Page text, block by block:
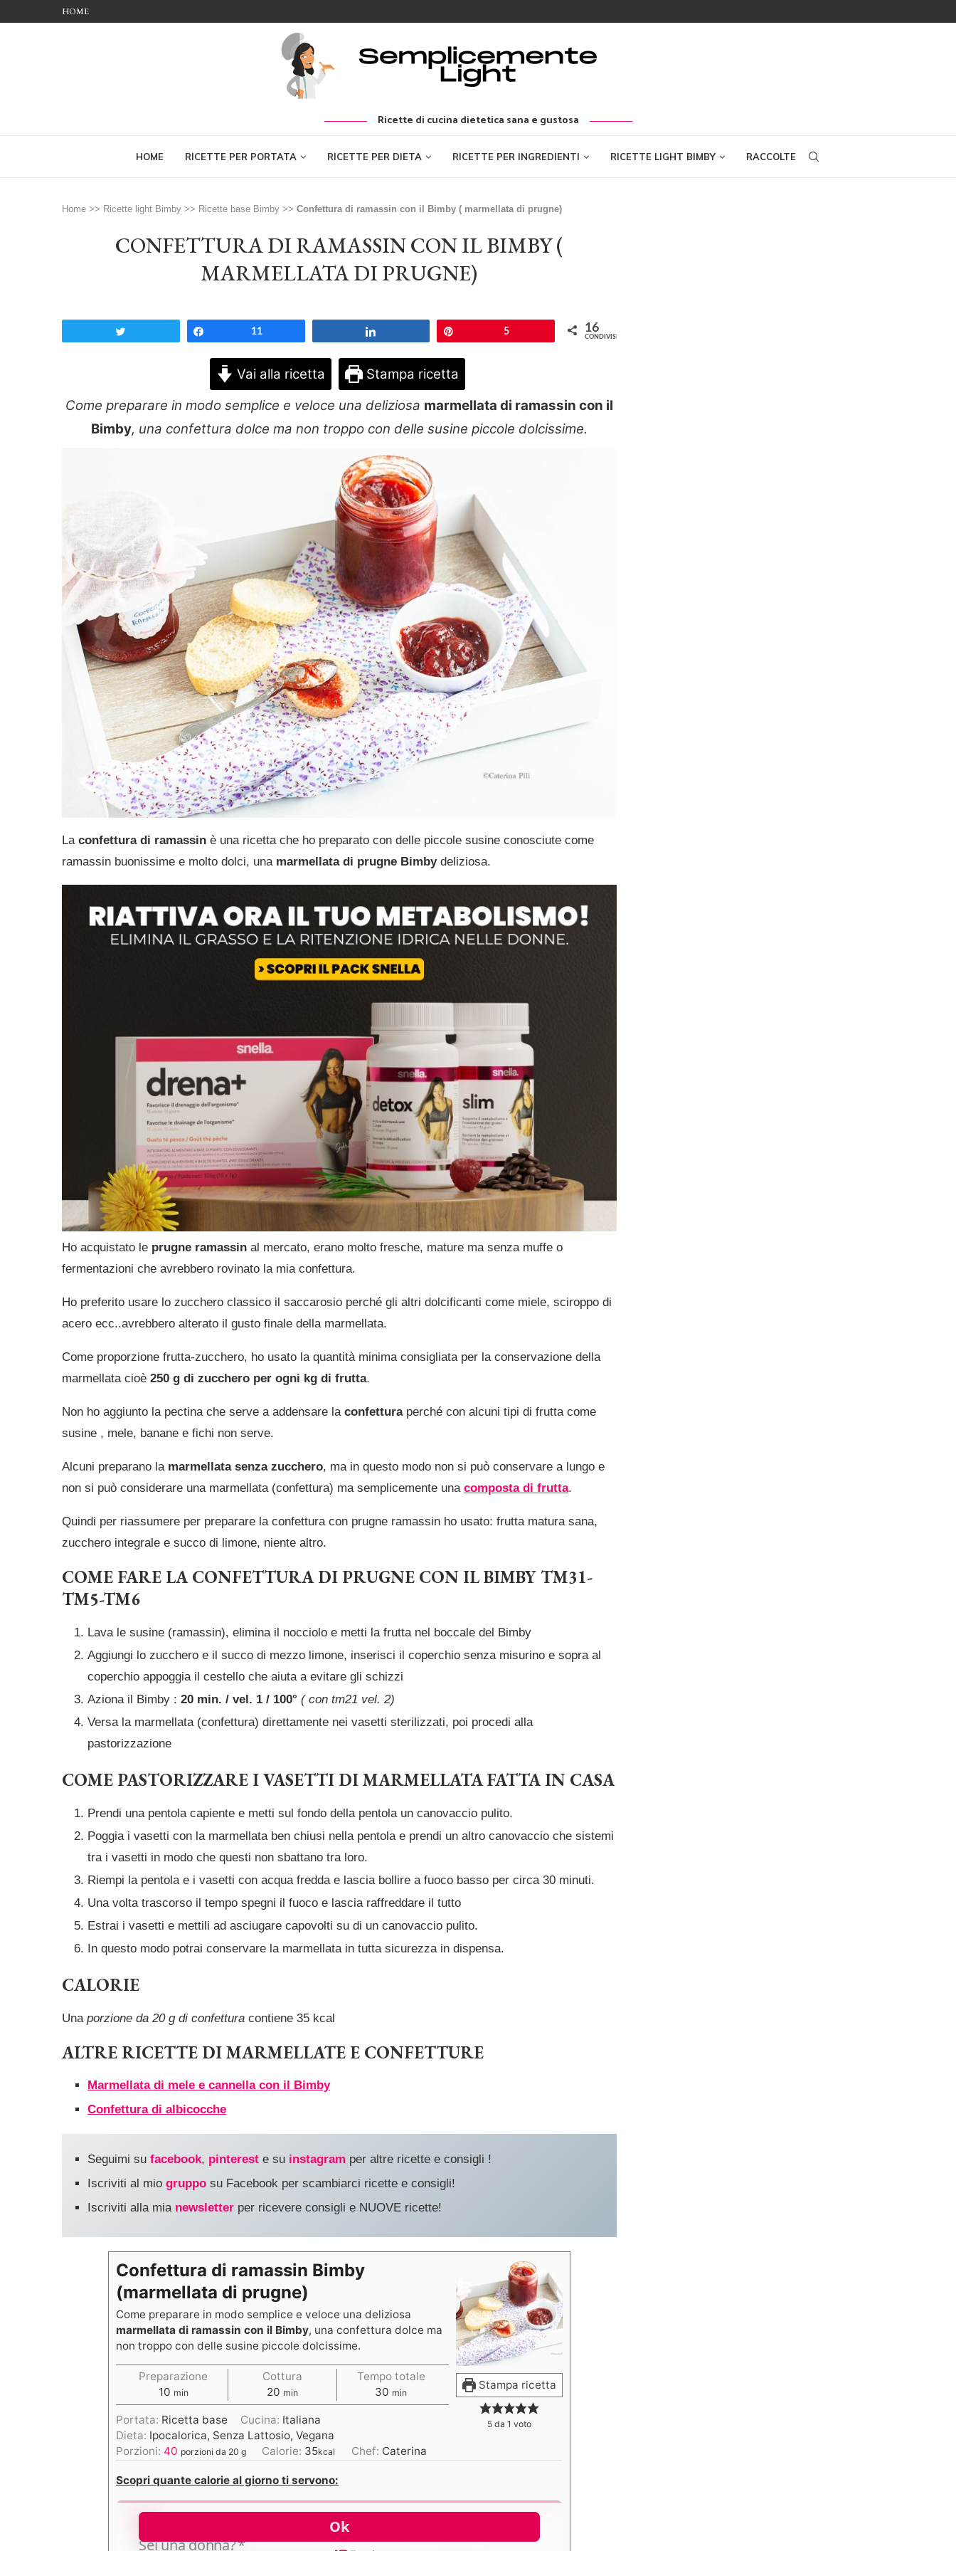
HOME
Ricette di cucina dietetica sana e gustosa
HOME RICETTE PER PORTATA RICETTE PER DIETA RICETTE PER INGREDIENTI RICETTE LIGHT BIMBY RACCOLTE
Home >> Ricette light Bimby >> Ricette base Bimby >> Confettura di ramassin con il Bimby ( marmellata di prugne)
CONFETTURA DI RAMASSIN CON IL BIMBY (
MARMELLATA DI PRUGNE)
11 5 16
CONDIVISIONI
Vai alla ricetta
Stampa ricetta
Come preparare in modo semplice e veloce una deliziosa marmellata di ramassin con il
Bimby, una confettura dolce ma non troppo con delle susine piccole dolcissime.
Laconfettura di ramassin è una ricetta che ho preparato con delle piccole susine conosciute come
ramassin buonissime e molto dolci, una marmellata di prugne Bimbydeliziosa.
Ho acquistato le prugne ramassin al mercato, erano molto fresche, mature ma senza muffe o
fermentazioni che avrebbero rovinato la mia confettura.
Ho preferito usare lo zucchero classico il saccarosio perché gli altri dolcificanti come miele, sciroppo di
acero ecc..avrebbero alterato il gusto finale della marmellata.
Come proporzione frutta-zucchero, ho usato la quantità minima consigliata per la conservazione della
marmellata cioè 250 g di zucchero per ogni kg di frutta.
Non ho aggiunto la pectina che serve a addensare la confetturaperché con alcuni tipi di frutta come
susine , mele, banane e fichi non serve.
Alcuni preparano la marmellata senza zucchero, ma in questo modo non si può conservare a lungo e
non si può considerare una marmellata (confettura) ma semplicemente una composta di frutta.
Quindi per riassumere per preparare la confettura con prugne ramassin ho usato: frutta matura sana,
zucchero integrale e succo di limone, niente altro.
COME FARE LA CONFETTURA DI PRUGNE CON IL BIMBY TM31-
TM5-TM6
Lava le susine (ramassin), elimina il nocciolo e metti la frutta nel boccale del Bimby
Aggiungi lo zucchero e il succo di mezzo limone, inserisci il coperchio senza misurino e sopra al
coperchio appoggia il cestello che aiuta a evitare gli schizzi
Aziona il Bimby : 20 min. / vel. 1 / 100° ( con tm21 vel. 2)
Versa la marmellata (confettura) direttamente nei vasetti sterilizzati, poi procedi alla
pastorizzazione
COME PASTORIZZARE I VASETTI DI MARMELLATAFATTA IN CASA
Prendi una pentola capiente e metti sul fondo della pentola un canovaccio pulito.
Poggia i vasetti con la marmellata ben chiusi nella pentola e prendi un altro canovaccio che sistemi
tra i vasetti in modo che questi non sbattano tra loro.
Riempi la pentola e i vasetti con acqua fredda e lascia bollire a fuoco basso per circa 30 minuti.
Una volta trascorso il tempo spegni il fuoco e lascia raffreddare il tutto
Estrai i vasetti e mettili ad asciugare capovolti su di un canovaccio pulito.
In questo modo potrai conservare la marmellata in tutta sicurezza in dispensa.
CALORIE
Una porzione da 20 g di confettura contiene 35 kcal
ALTRE RICETTE DI MARMELLATE E CONFETTURE
Marmellata di mele e cannella con il Bimby
Confettura di albicocche
Seguimi su facebook, pinterest e su instagram per altre ricette e consigli !
Iscriviti al mio gruppo su Facebook per scambiarci ricette e consigli!
Iscriviti alla mia newsletter per ricevere consigli e NUOVE ricette!
Stampa ricetta
5da 1 voto
Confettura di ramassin Bimby
(marmellata di prugne)
Come preparare in modo semplice e veloce una deliziosa
marmellata di ramassin con il Bimby, una confettura dolce ma
non troppo con delle susine piccole dolcissime.
Preparazione
10 min
Cottura
20 min
Tempo totale
30 min
Portata: Ricetta base Cucina: Italiana
Dieta: Ipocalorica, Senza Lattosio, Vegana
Porzioni: 40 porzioni da 20 g Calorie: 35kcal Chef: Caterina
Scopri quante calorie al giorno ti servono: